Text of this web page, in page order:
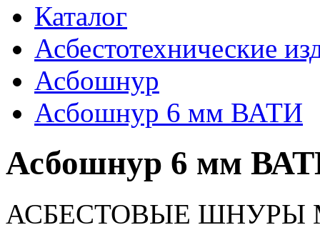
Каталог
Асбестотехнические
Асбошнур
Асбошнур 6 мм ВАТИ
Асбошнур 6 мм
АСБЕСТОВЫЕ ШНУРЫ